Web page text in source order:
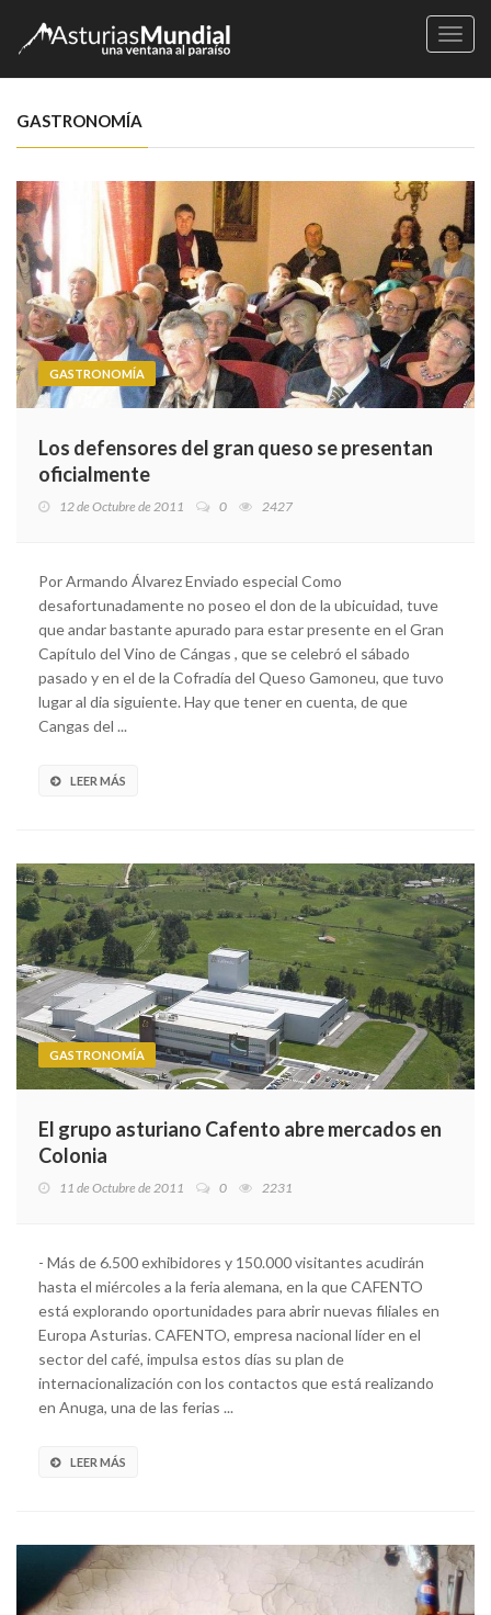
GASTRONOMÍA
GASTRONOMÍA
Los defensores del gran queso se presentan
oficialmente
12 de Octubre de 2011 0 2427
Por Armando Álvarez Enviado especial Como
desafortunadamente no poseo el don de la ubicuidad, tuve
que andar bastante apurado para estar presente en el Gran
Capítulo del Vino de Cángas , que se celebró el sábado
pasado y en el de la Cofradía del Queso Gamoneu, que tuvo
lugar al dia siguiente. Hay que tener en cuenta, de que
Cangas del ...
LEER MÁS
GASTRONOMÍA
El grupo asturiano Cafento abre mercados en
Colonia
11 de Octubre de 2011 0 2231
- Más de 6.500 exhibidores y 150.000 visitantes acudirán
hasta el miércoles a la feria alemana, en la que CAFENTO
está explorando oportunidades para abrir nuevas filiales en
Europa Asturias. CAFENTO, empresa nacional líder en el
sector del café, impulsa estos días su plan de
internacionalización con los contactos que está realizando
en Anuga, una de las ferias ...
LEER MÁS